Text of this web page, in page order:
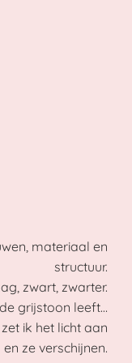
materiaal en
structuur.
zwart, zwarter.
grijstoon leeft…
ik het licht aan
en ze verschijnen.